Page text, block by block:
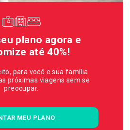
plano agora e
até 40%!
para você e sua família
próximas viagens sem se
preocupar.
MEU PLANO